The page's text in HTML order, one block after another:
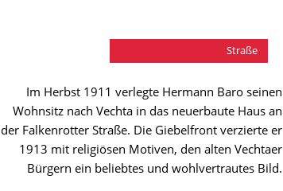
Straße
Im Herbst 1911 verlegte Hermann Baro seinen
Wohnsitz nach Vechta in das neuerbaute Haus an
der Falkenrotter Straße. Die Giebelfront verzierte er
1913 mit religiösen Motiven, den alten Vechtaer
Bürgern ein beliebtes und wohlvertrautes Bild.